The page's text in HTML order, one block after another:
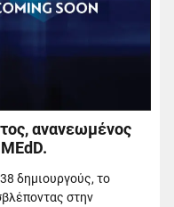
ανανεωμένος
δημιουργούς, το
στην